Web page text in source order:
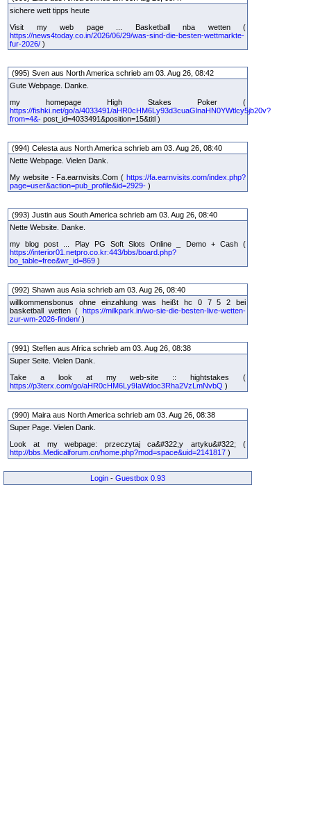
sichere wett tipps heute
Visit my web page ... Basketball nba wetten (
https://news4today.co.in/2026/06/29/was-sind-die-besten-wettmarkte-
fur-2026/ )
(995) Sven aus North America schrieb am 03. Aug 26, 08:42
Gute Webpage. Danke.
my homepage High Stakes Poker (
https://fishki.net/go/a/4033491/aHR0cHM6Ly93d3cuaGlnaHN0YWtlcy5jb20v?
from=4&- post_id=4033491&position=15&titl )
(994) Celesta aus North America schrieb am 03. Aug 26, 08:40
Nette Webpage. Vielen Dank.
My website - Fa.earnvisits.Com ( https://fa.earnvisits.com/index.php?
page=user&action=pub_profile&id=2929- )
(993) Justin aus South America schrieb am 03. Aug 26, 08:40
Nette Website. Danke.
my blog post ... Play PG Soft Slots Online _ Demo + Cash (
https://interior01.netpro.co.kr:443/bbs/board.php?
bo_table=free&wr_id=869 )
(992) Shawn aus Asia schrieb am 03. Aug 26, 08:40
willkommensbonus ohne einzahlung was heißt hc 0 7 5 2 bei
basketball wetten ( https://milkpark.in/wo-sie-die-besten-live-wetten-
zur-wm-2026-finden/ )
(991) Steffen aus Africa schrieb am 03. Aug 26, 08:38
Super Seite. Vielen Dank.
Take a look at my web-site :: hightstakes (
https://p3terx.com/go/aHR0cHM6Ly9IaWdoc3Rha2VzLmNvbQ )
(990) Maira aus North America schrieb am 03. Aug 26, 08:38
Super Page. Vielen Dank.
Look at my webpage: przeczytaj ca&#322;y artyku&#322; (
http://bbs.Medicalforum.cn/home.php?mod=space&uid=2141817 )
Login - Guestbox 0.93